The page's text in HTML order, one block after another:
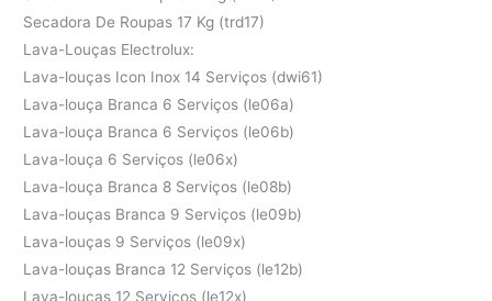
Secadora De Roupas 17 Kg (trd17)
Lava-Louças Electrolux:
Lava-louças Icon Inox 14 Serviços (dwi61)
Lava-louça Branca 6 Serviços (le06a)
Lava-louça Branca 6 Serviços (le06b)
Lava-louça 6 Serviços (le06x)
Lava-louça Branca 8 Serviços (le08b)
Lava-louças Branca 9 Serviços (le09b)
Lava-louças 9 Serviços (le09x)
Lava-louças Branca 12 Serviços (le12b)
Lava-louças 12 Serviços (le12x)